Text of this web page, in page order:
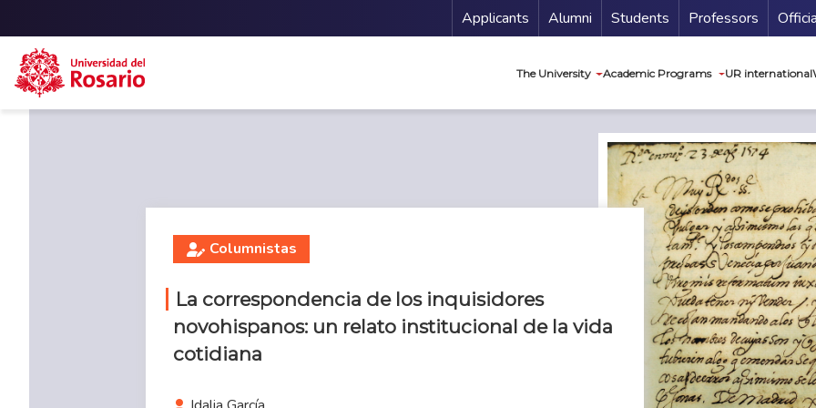
Menu Secundario
Applicants Alumni Students Professors
The University Academic Programs UR international
Columnistas
La correspondencia de los inquisidores
novohispanos: un relato institucional de la vida
cotidiana